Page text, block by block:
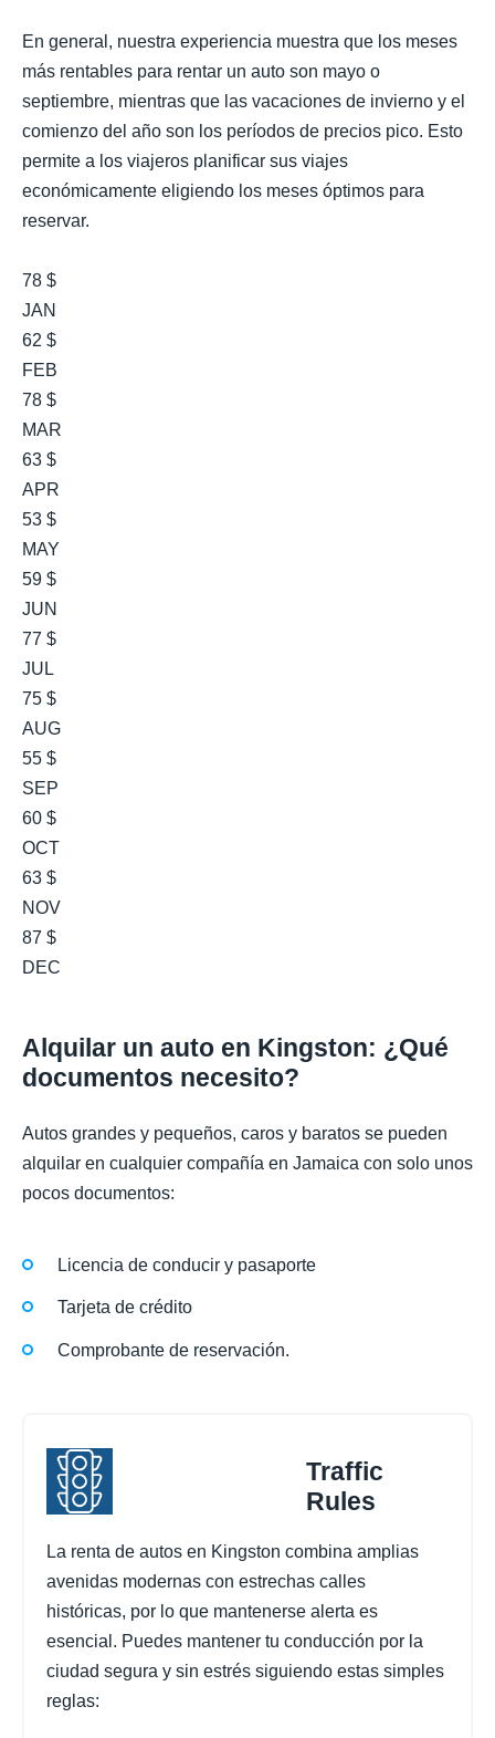
En general, nuestra experiencia muestra que los meses
más rentables para rentar un auto son mayo o
septiembre, mientras que las vacaciones de invierno y el
comienzo del año son los períodos de precios pico. Esto
permite a los viajeros planificar sus viajes
económicamente eligiendo los meses óptimos para
reservar.
78 $
JAN
62 $
FEB
78 $
MAR
63 $
APR
53 $
MAY
59 $
JUN
77 $
JUL
75 $
AUG
55 $
SEP
60 $
OCT
63 $
NOV
87 $
DEC
Alquilar un auto en Kingston: ¿Qué
documentos necesito?
Autos grandes y pequeños, caros y baratos se pueden
alquilar en cualquier compañía en Jamaica con solo unos
pocos documentos:
Licencia de conducir y pasaporte
Tarjeta de crédito
Comprobante de reservación.
Traffic
Rules
La renta de autos en Kingston combina amplias
avenidas modernas con estrechas calles
históricas, por lo que mantenerse alerta es
esencial. Puedes mantener tu conducción por la
ciudad segura y sin estrés siguiendo estas simples
reglas: